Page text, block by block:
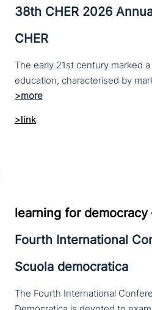
38th CHER 2026
CHER
The early 21st century marked
>link
learning for
Fourth International
Scuola democratica
The Fourth International